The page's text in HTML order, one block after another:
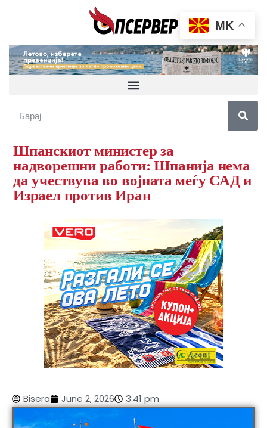
Шпанскиот министер за
надворешни работи: Шпанија нема
да учествува во војната меѓу САД и
Израел против Иран
Bisera June 2, 2026 3:41 pm
MK